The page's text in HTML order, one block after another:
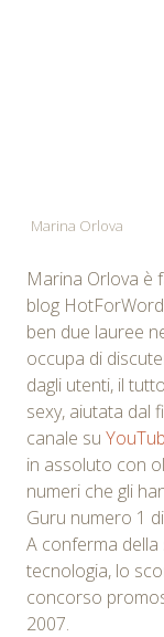
Marina Orlova
Marina Orlova è
blog
ben due lauree
occupa di
dagli utenti, il
sexy, aiutata dal
canale su
in assoluto con
numeri che gli
Guru numero 1
A conferma
tecnologia, lo
concorso
2007.